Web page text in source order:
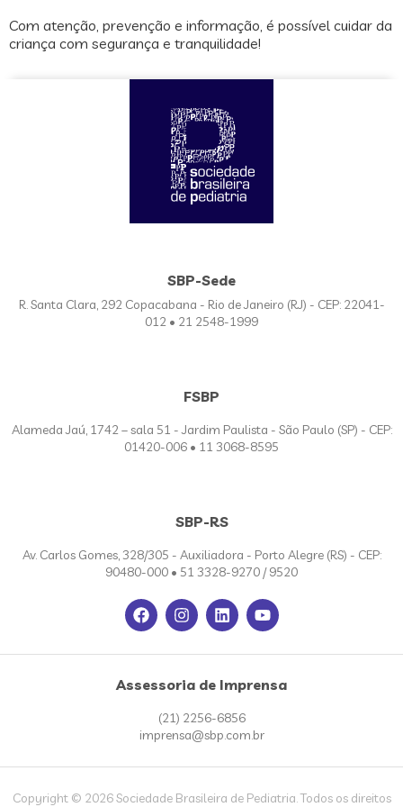
Com atenção, prevenção e informação, é possível cuidar da
criança com segurança e tranquilidade!
SBP-Sede
R. Santa Clara, 292 Copacabana - Rio de Janeiro (RJ) - CEP: 22041-
012 • 21 2548-1999
FSBP
Alameda Jaú, 1742 – sala 51 - Jardim Paulista - São Paulo (SP) - CEP:
01420-006 • 11 3068-8595
SBP-RS
Av. Carlos Gomes, 328/305 - Auxiliadora - Porto Alegre (RS) - CEP:
90480-000 • 51 3328-9270 / 9520
Assessoria de Imprensa
(21) 2256-6856
imprensa@sbp.com.br
Copyright © 2026 Sociedade Brasileira de Pediatria. Todos os direitos